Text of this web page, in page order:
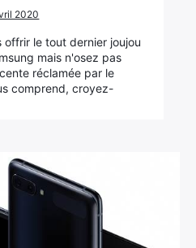
2020
offrir le tout dernier joujou
mais n'osez pas
réclamée par le
comprend, croyez-